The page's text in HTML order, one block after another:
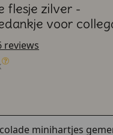
flesje zilver -
voor
reviews
minihartjes